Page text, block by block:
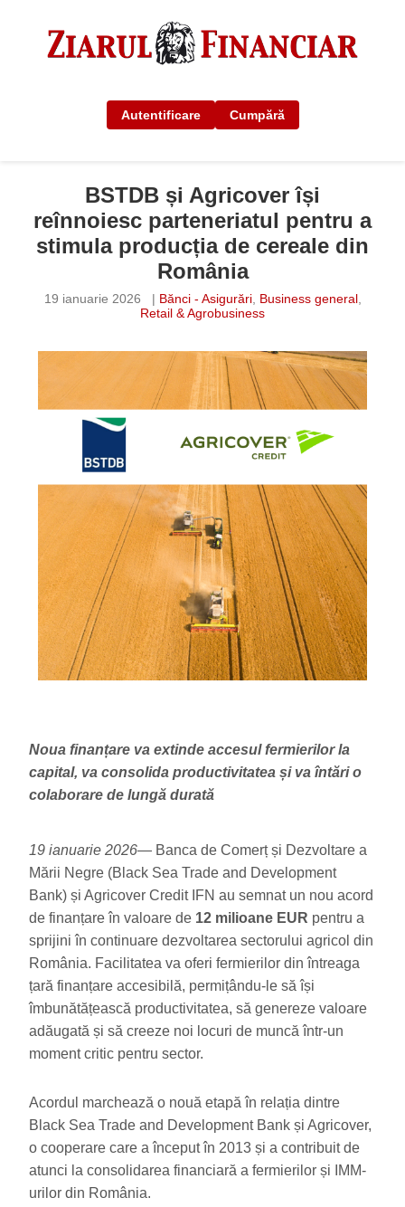
Autentificare Cumpără
BSTDB și Agricover își
reînnoiesc parteneriatul pentru a
stimula producția de cereale din
România
19 ianuarie 2026 | Bănci - Asigurări, Business general,
Retail & Agrobusiness
Noua finanțare va extinde accesul fermierilor la
capital, va consolida productivitatea și va întări o
colaborare de lungă durată
19 ianuarie 2026— Banca de Comerț și Dezvoltare a
Mării Negre (Black Sea Trade and Development
Bank) și Agricover Credit IFN au semnat un nou acord
de finanțare în valoare de 12 milioane EUR pentru a
sprijini în continuare dezvoltarea sectorului agricol din
România. Facilitatea va oferi fermierilor din întreaga
țară finanțare accesibilă, permițându-le să își
îmbunătățească productivitatea, să genereze valoare
adăugată și să creeze noi locuri de muncă într-un
moment critic pentru sector.
Acordul marchează o nouă etapă în relația dintre
Black Sea Trade and Development Bank și Agricover,
o cooperare care a început în 2013 și a contribuit de
atunci la consolidarea financiară a fermierilor și IMM-
urilor din România.